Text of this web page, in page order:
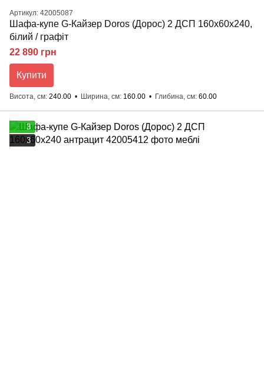
Артикул: 42005087
Шафа-купе G-Кайзер Doros (Дорос) 2 ДСП 160х60х240,
білий / графіт
22 890 грн
Купити
Висота, см 240.00 Ширина, см 160.00 Глибина, см 60.00
3
3